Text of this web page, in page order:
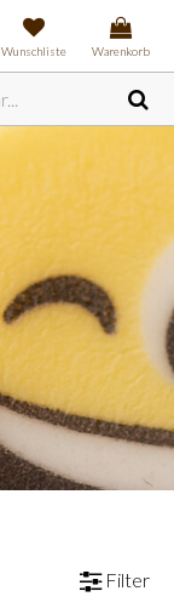
Wunschliste Warenkorb
Filter